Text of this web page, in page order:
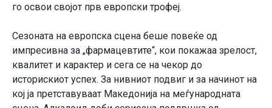
го освои својот прв европски трофеј.
Сезоната на европска сцена беше повеќе од
импресивна за „фармацевтите“, кои покажаа зрелост,
квалитет и карактер и сега се на чекор до
историскиот успех. За нивниот подвиг и за начинот на
кој ја претставуваат Македонија на меѓународната